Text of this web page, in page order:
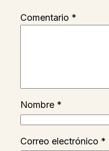
Comentario *
Nombre *
Correo electrónico *